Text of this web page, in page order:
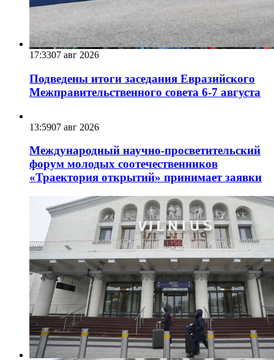
17:3307 авг 2026
Подведены итоги заседания Евразийского
Межправительственного совета 6-7 августа
13:5907 авг 2026
Международный научно-просветительский
форум молодых соотечественников
«Траектория открытий» принимает заявки